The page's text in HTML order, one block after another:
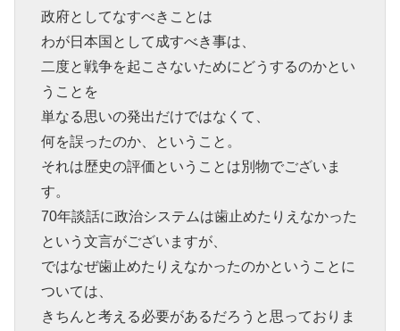
政府としてなすべきことは
わが日本国として成すべき事は、
二度と戦争を起こさないためにどうするのかとい
うことを
単なる思いの発出だけではなくて、
何を誤ったのか、ということ。
それは歴史の評価ということは別物でございま
す。
70年談話に政治システムは歯止めたりえなかった
という文言がございますが、
ではなぜ歯止めたりえなかったのかということに
ついては、
きちんと考える必要があるだろうと思っておりま